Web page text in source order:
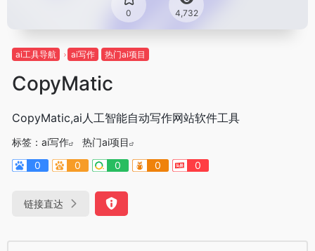
0 4,732
ai工具导航 ai写作 热门ai项目
CopyMatic
CopyMatic,ai人工智能自动写作网站软件工具
标签： ai写作
热门ai项目
0
0 0 0 0
链接直达